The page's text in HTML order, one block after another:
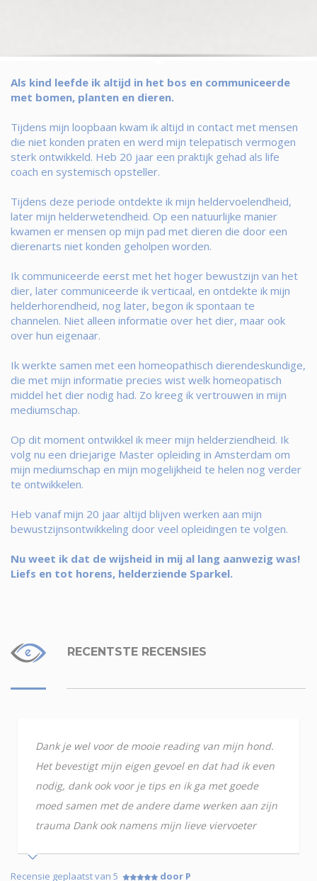
Als kind leefde ik altijd in het bos en communiceerde
met bomen, planten en dieren.
Tijdens mijn loopbaan kwam ik altijd in contact met mensen
die niet konden praten en werd mijn telepatisch vermogen
sterk ontwikkeld. Heb 20 jaar een praktijk gehad als life
coach en systemisch opsteller.
Tijdens deze periode ontdekte ik mijn heldervoelendheid,
later mijn helderwetendheid. Op een natuurlijke manier
kwamen er mensen op mijn pad met dieren die door een
dierenarts niet konden geholpen worden.
Ik communiceerde eerst met het hoger bewustzijn van het
dier, later communiceerde ik verticaal, en ontdekte ik mijn
helderhorendheid, nog later, begon ik spontaan te
channelen. Niet alleen informatie over het dier, maar ook
over hun eigenaar.
Ik werkte samen met een homeopathisch dierendeskundige,
die met mijn informatie precies wist welk homeopatisch
middel het dier nodig had. Zo kreeg ik vertrouwen in mijn
mediumschap.
Op dit moment ontwikkel ik meer mijn helderziendheid. Ik
volg nu een driejarige Master opleiding in Amsterdam om
mijn mediumschap en mijn mogelijkheid te helen nog verder
te ontwikkelen.
Heb vanaf mijn 20 jaar altijd blijven werken aan mijn
bewustzijnsontwikkeling door veel opleidingen te volgen.
Nu weet ik dat de wijsheid in mij al lang aanwezig was!
Liefs en tot horens, helderziende Sparkel.
RECENTSTE RECENSIES
Dank je wel voor de mooie reading van mijn hond.
Het bevestigt mijn eigen gevoel en dat had ik even
nodig, dank ook voor je tips en ik ga met goede
moed samen met de andere dame werken aan zijn
trauma Dank ook namens mijn lieve viervoeter
Recensie geplaatst van 5
door P